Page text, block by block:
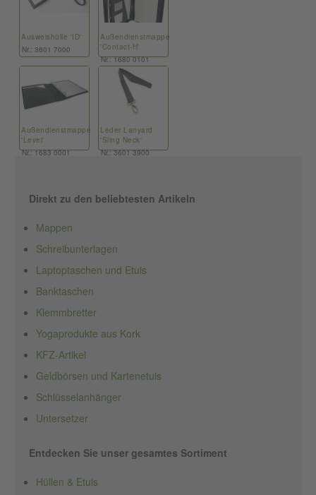
Ausweishülle 'ID'
Nr.: 3601 7000
Außendienstmappe
'Contact-H'
Nr.: 1680 0101
Außendienstmappe
'Level'
Nr.: 1683 0001
Leder Lanyard
'Sling Neck'
Nr.: 3601 3900
Direkt zu den beliebtesten Artikeln
Mappen
Schreibunterlagen
Laptoptaschen und Etuis
Banktaschen
Klemmbretter
Yogaprodukte aus Kork
KFZ-Artikel
Geldbörsen und Kartenetuis
Schlüsselanhänger
Untersetzer
Entdecken Sie unser gesamtes Sortiment
Hüllen & Etuis